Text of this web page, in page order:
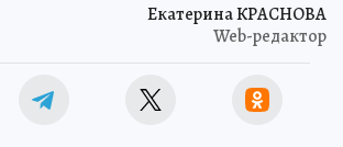
Екатерина КРАСНОВА
Web-редактор